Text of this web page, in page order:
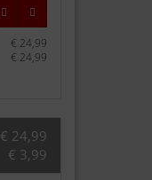
€ 24,99
€ 24,99
€ 24,99
€ 3,99